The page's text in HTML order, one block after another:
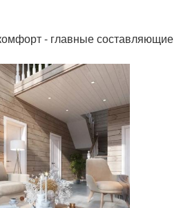
- главные составляющие